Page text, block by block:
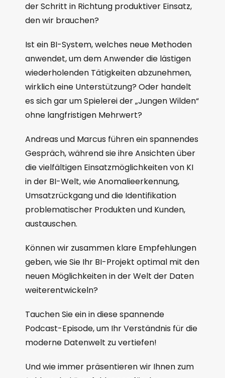
der Schritt in Richtung produktiver Einsatz,
den wir brauchen?
Ist ein BI-System, welches neue Methoden
anwendet, um dem Anwender die lästigen
wiederholenden Tätigkeiten abzunehmen,
wirklich eine Unterstützung? Oder handelt
es sich gar um Spielerei der „Jungen Wilden“
ohne langfristigen Mehrwert?
Andreas und Marcus führen ein spannendes
Gespräch, während sie ihre Ansichten über
die vielfältigen Einsatzmöglichkeiten von KI
in der BI-Welt, wie Anomalieerkennung,
Umsatzrückgang und die Identifikation
problematischer Produkten und Kunden,
austauschen.
Können wir zusammen klare Empfehlungen
geben, wie Sie Ihr BI-Projekt optimal mit den
neuen Möglichkeiten in der Welt der Daten
weiterentwickeln?
Tauchen Sie ein in diese spannende
Podcast-Episode, um Ihr Verständnis für die
moderne Datenwelt zu vertiefen!
Und wie immer präsentieren wir Ihnen zum